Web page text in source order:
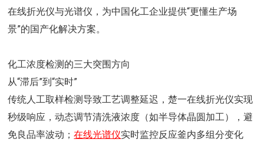
在线折光仪与光谱仪，为中国化工企业提供“更懂生产场
景”的国产化解决方案。
化工浓度检测的三大突围方向
从“滞后”到“实时”
传统人工取样检测导致工艺调整延迟，楚一在线折光仪实现
秒级响应，动态调节清洗液浓度（如半导体晶圆加工），避
免良品率波动；在线光谱仪实时监控反应釜内多组分变化